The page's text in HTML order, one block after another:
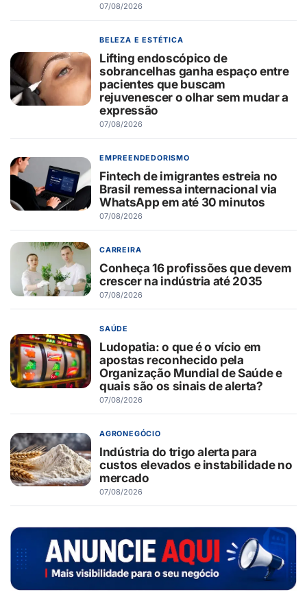
07/08/2026
BELEZA E ESTÉTICA
Lifting endoscópico de
sobrancelhas ganha espaço entre
pacientes que buscam
rejuvenescer o olhar sem mudar a
expressão
07/08/2026
EMPREENDEDORISMO
Fintech de imigrantes estreia no
Brasil remessa internacional via
WhatsApp em até 30 minutos
07/08/2026
CARREIRA
Conheça 16 profissões que devem
crescer na indústria até 2035
07/08/2026
SAÚDE
Ludopatia: o que é o vício em
apostas reconhecido pela
Organização Mundial de Saúde e
quais são os sinais de alerta?
07/08/2026
AGRONEGÓCIO
Indústria do trigo alerta para
custos elevados e instabilidade no
mercado
07/08/2026